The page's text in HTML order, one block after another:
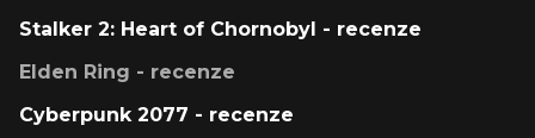
Stalker 2: Heart of Chornobyl - recenze
Elden Ring - recenze
Cyberpunk 2077 - recenze